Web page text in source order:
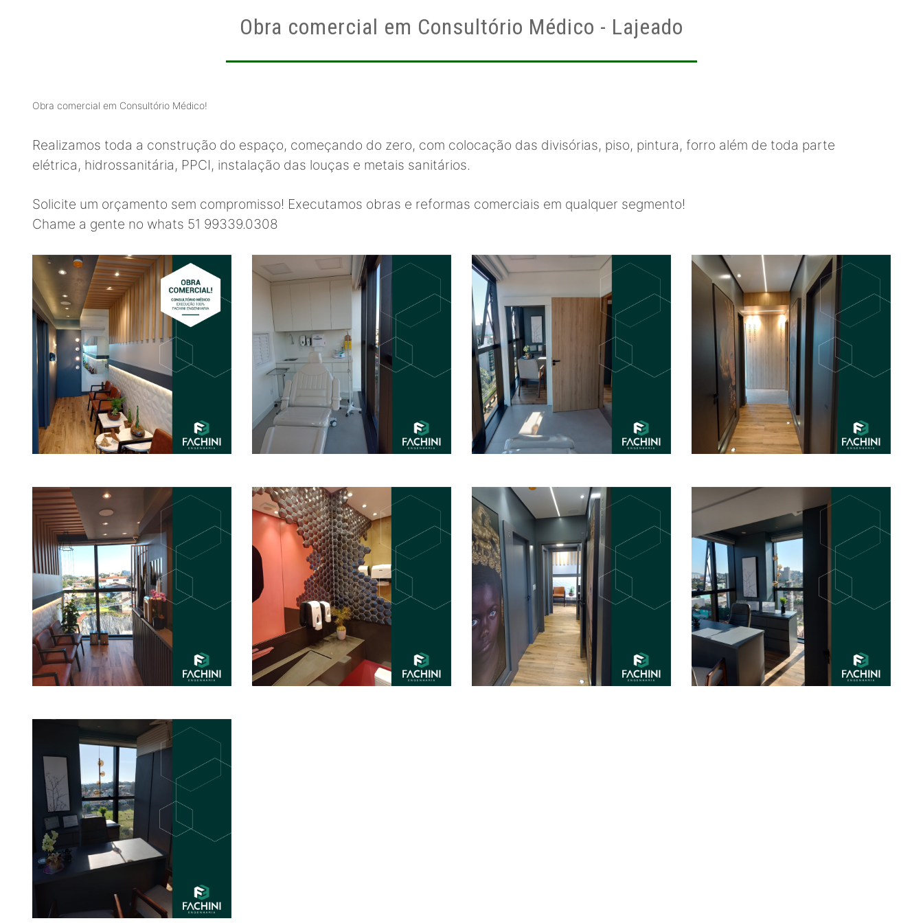
Obra comercial em Consultório Médico - Lajeado
Obra comercial em Consultório Médico!
Realizamos toda a construção do espaço, começando do zero, com colocação das divisórias, piso, pintura, forro além de toda parte
elétrica, hidrossanitária, PPCI, instalação das louças e metais sanitários.
Solicite um orçamento sem compromisso! Executamos obras e reformas comerciais em qualquer segmento!
Chame a gente no whats 51 99339.0308